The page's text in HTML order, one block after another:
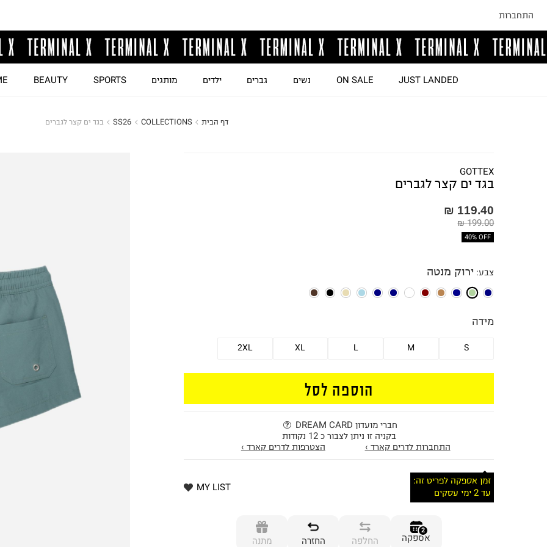
התחברות
JUST LANDED
ON SALE נשים גברים ילדים מותגים SPORTS
BEAUTY
דף הבית COLLECTIONS
SS26 בגד ים קצר לגברים
GOTTEX
בגד ים קצר לגברים
119.40 ₪
199.00 ₪
40% OFF
צבע: ירוק מנטה
מידה
S
M
L
XL
2XL
הוספה לסל
חברי מועדון DREAM CARD
בקניה זו ניתן לצבור כ 12 נקודות
התחברות לדרים קארד ›
הצטרפות לדרים קארד ›
זמן אספקה לפריט זה:
עד 2 ימי עסקים
MY LIST
2
אספקה החלפה החזרה מתנה